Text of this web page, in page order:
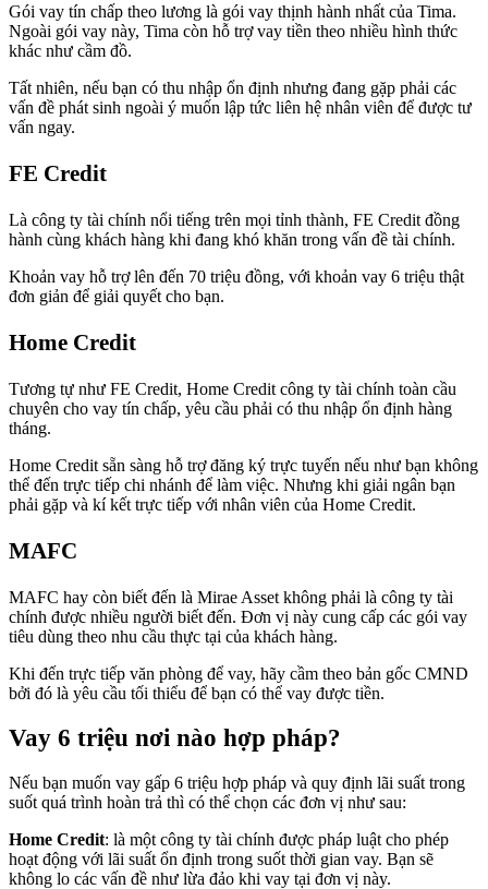
Gói vay tín chấp theo lương là gói vay thịnh hành nhất của Tima.
Ngoài gói vay này, Tima còn hỗ trợ vay tiền theo nhiều hình thức
khác như cầm đồ.
Tất nhiên, nếu bạn có thu nhập ổn định nhưng đang gặp phải các
vấn đề phát sinh ngoài ý muốn lập tức liên hệ nhân viên để được tư
vấn ngay.
FE Credit
Là công ty tài chính nổi tiếng trên mọi tỉnh thành, FE Credit đồng
hành cùng khách hàng khi đang khó khăn trong vấn đề tài chính.
Khoản vay hỗ trợ lên đến 70 triệu đồng, với khoản vay 6 triệu thật
đơn giản để giải quyết cho bạn.
Home Credit
Tương tự như FE Credit, Home Credit công ty tài chính toàn cầu
chuyên cho vay tín chấp, yêu cầu phải có thu nhập ổn định hàng
tháng.
Home Credit sẵn sàng hỗ trợ đăng ký trực tuyến nếu như bạn không
thể đến trực tiếp chi nhánh để làm việc. Nhưng khi giải ngân bạn
phải gặp và kí kết trực tiếp với nhân viên của Home Credit.
MAFC
MAFC hay còn biết đến là Mirae Asset không phải là công ty tài
chính được nhiều người biết đến. Đơn vị này cung cấp các gói vay
tiêu dùng theo nhu cầu thực tại của khách hàng.
Khi đến trực tiếp văn phòng để vay, hãy cầm theo bản gốc CMND
bởi đó là yêu cầu tối thiểu để bạn có thể vay được tiền.
Vay 6 triệu nơi nào hợp pháp?
Nếu bạn muốn vay gấp 6 triệu hợp pháp và quy định lãi suất trong
suốt quá trình hoàn trả thì có thể chọn các đơn vị như sau:
Home Credit: là một công ty tài chính được pháp luật cho phép
hoạt động với lãi suất ổn định trong suốt thời gian vay. Bạn sẽ
không lo các vấn đề như lừa đảo khi vay tại đơn vị này.